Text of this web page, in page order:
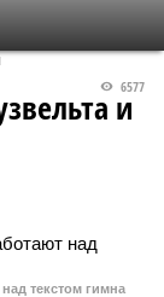
6577
и
текстом гимна